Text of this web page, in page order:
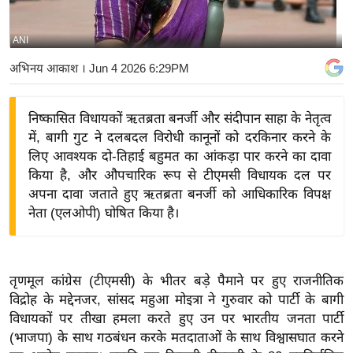
बि
ज़
ने
द्यो
शे
ष
ज्ञ
रा
ANI
अभिनय आकाश। Jun 4 2026 6:29PM
निष्कासित विधायकों ऋतब्रता बनर्जी और संदीपान साहा के नेतृत्व
में, बागी गुट ने दलबदल विरोधी कानूनों को दरकिनार करने के
लिए आवश्यक दो-तिहाई बहुमत का आंकड़ा पार करने का दावा
किया है, और औपचारिक रूप से टीएमसी विधायक दल पर
अपना दावा जताते हुए ऋतब्रता बनर्जी को आधिकारिक विपक्ष
नेता (एलओपी) घोषित किया है।
तृणमूल कांग्रेस (टीएमसी) के भीतर बड़े पैमाने पर हुए राजनीतिक
विद्रोह के मद्देनजर, सांसद महुआ मोइत्रा ने गुरुवार को पार्टी के बागी
विधायकों पर तीखा हमला करते हुए उन पर भारतीय जनता पार्टी
(भाजपा) के साथ गठबंधन करके मतदाताओं के साथ विश्वासघात करने